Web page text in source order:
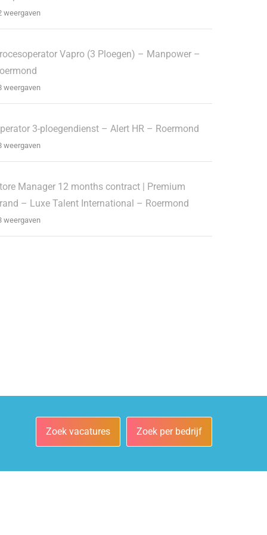
weergaven
Vapro (3 Ploegen) – Manpower –
weergaven
3-ploegendienst – Alert HR – Roermond
weergaven
Manager 12 months contract | Premium
– Luxe Talent International – Roermond
weergaven
Zoek vacatures Zoek per bedrijf